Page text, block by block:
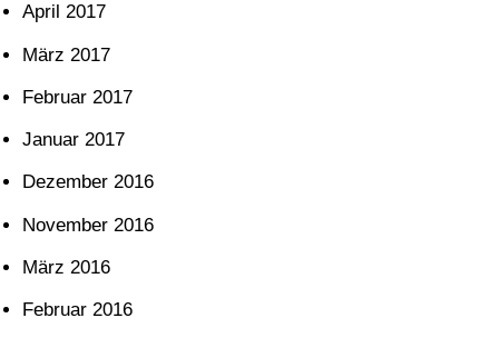
April 2017
März 2017
Februar 2017
Januar 2017
Dezember 2016
November 2016
März 2016
Februar 2016